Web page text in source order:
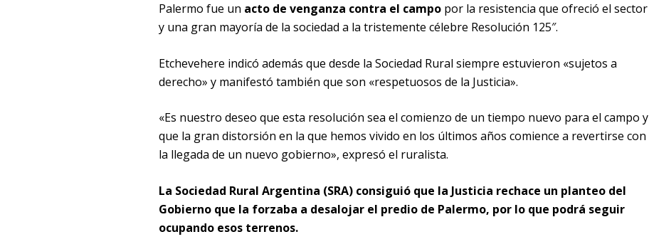
Palermo fue un acto de venganza contra el campopor la resistencia que ofreció el sector
y una gran mayoría de la sociedad a la tristemente célebre Resolución 125″.
Etchevehere indicó además que desde la Sociedad Rural siempre estuvieron «sujetos a
derecho» y manifestó también que son «respetuosos de la Justicia».
«Es nuestro deseo que esta resolución sea el comienzo de un tiempo nuevo para el campo y
que la gran distorsión en la que hemos vivido en los últimos años comience a revertirse con
la llegada de un nuevo gobierno», expresó el ruralista.
La Sociedad Rural Argentina (SRA) consiguió que la Justicia rechace un planteo del
Gobierno que la forzaba a desalojar el predio de Palermo, por lo que podrá seguir
ocupando esos terrenos.